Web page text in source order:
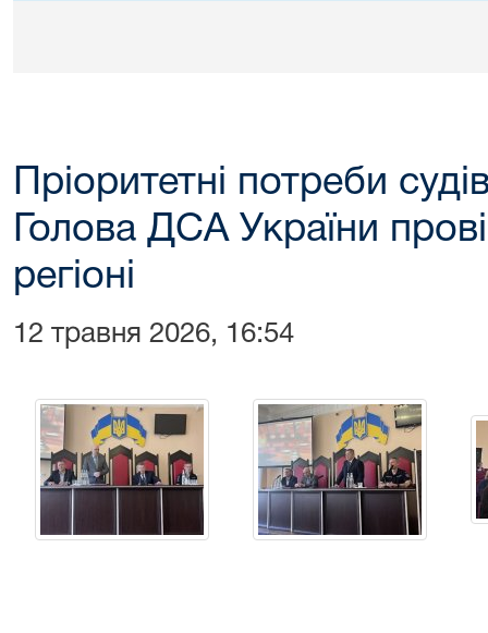
Пріоритетні потреби
Голова ДСА України
регіоні
12 травня 2026, 16:54